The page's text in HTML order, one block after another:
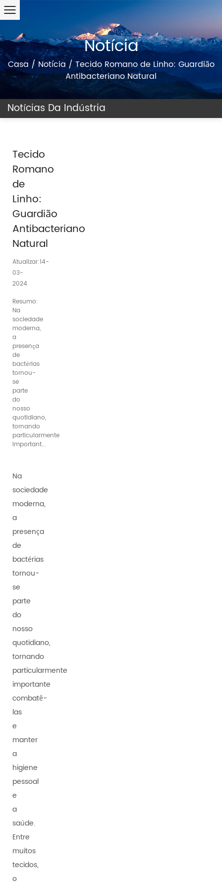
Notícia
Casa/Notícia/Tecido Romano de Linho: Guardião
Antibacteriano Natural
Notícias Da Indústria
Tecido
Romano
de
Linho:
Guardião
Antibacteriano
Natural
Atualizar:14-
03-
2024
Resumo:
Na
sociedade
moderna,
a
presença
de
bactérias
tornou-
se
parte
do
nosso
quotidiano,
tornando
particularmente
important...
Na
sociedade
moderna,
a
presença
de
bactérias
tornou-
se
parte
do
nosso
quotidiano,
tornando
particularmente
importante
combatê-
las
e
manter
a
higiene
pessoal
e
a
saúde.
Entre
muitos
tecidos,
o